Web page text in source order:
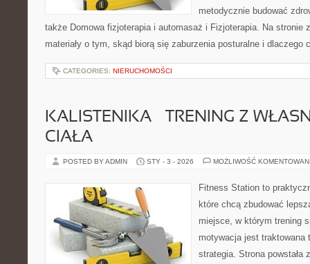
metodycznie budować
także Domowa fizjoterapia i automasaż i Fizjoterapia. Na stronie
materiały o tym, skąd biorą się zaburzenia posturalne i
CATEGORIES: NIERUCHOMOŚCI
KALISTENIKA – TRENING Z
CIAŁA
POSTED BY ADMIN STY - 3 - 2026 MOŻLIWOŚĆ
Fitness Station to
które chcą zbudować
miejsce, w którym trening
motywacja jest traktowana
strategia. Strona